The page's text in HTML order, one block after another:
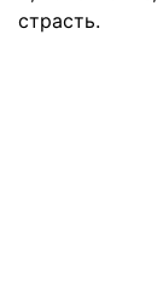
страсть.